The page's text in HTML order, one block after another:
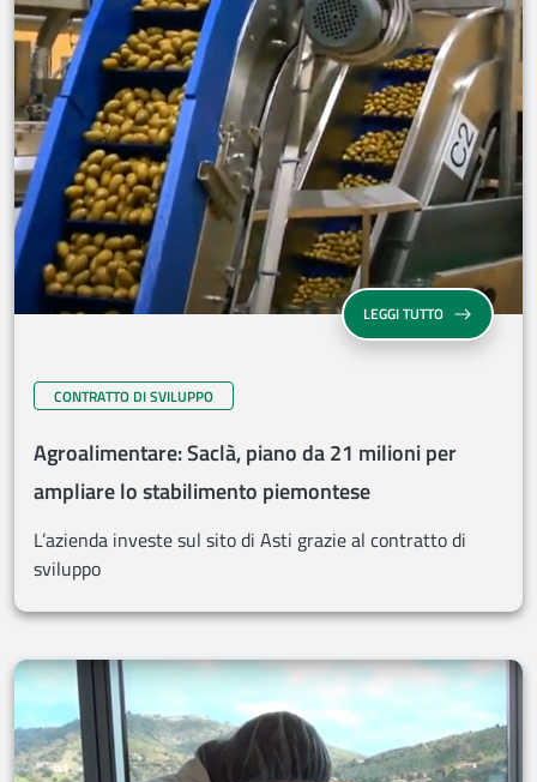
LEGGI TUTTO
CONTRATTO DI SVILUPPO
Agroalimentare: Saclà, piano da 21 milioni per
ampliare lo stabilimento piemontese
L’azienda investe sul sito di Asti grazie al contratto di
sviluppo